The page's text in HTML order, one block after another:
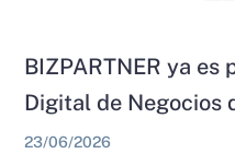
BIZPARTNER ya es
Digital de Negocios
23/06/2026